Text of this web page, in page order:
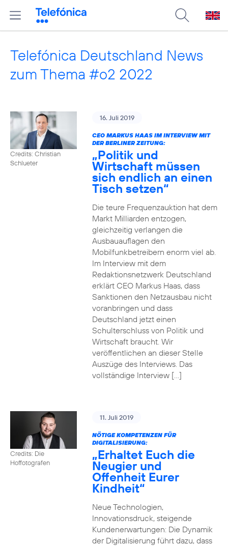
Telefónica Deutschland News
zum Thema #o2 2022
Credits: Christian
Schlueter
16. Juli 2019
CEO MARKUS HAAS IM INTERVIEW MIT
DER BERLINER ZEITUNG:
„Politik und
Wirtschaft müssen
sich endlich an einen
Tisch setzen“
Die teure Frequenzauktion hat dem
Markt Milliarden entzogen,
gleichzeitig verlangen die
Ausbauauflagen den
Mobilfunkbetreibern enorm viel ab.
Im Interview mit dem
Redaktionsnetzwerk Deutschland
erklärt CEO Markus Haas, dass
Sanktionen den Netzausbau nicht
voranbringen und dass
Deutschland jetzt einen
Schulterschluss von Politik und
Wirtschaft braucht. Wir
veröffentlichen an dieser Stelle
Auszüge des Interviews. Das
vollständige Interview […]
Credits: Die
Hoffotografen
11. Juli 2019
NÖTIGE KOMPETENZEN FÜR
DIGITALISIERUNG:
„Erhaltet Euch die
Neugier und
Offenheit Eurer
Kindheit“
Neue Technologien,
Innovationsdruck, steigende
Kundenerwartungen: Die Dynamik
der Digitalisierung führt dazu, dass